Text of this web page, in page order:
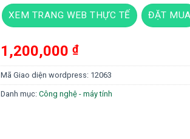
XEM TRANG WEB THỰC TẾ ĐẶT MUA
1,200,000 ₫
Mã Giao diện wordpress: 12063
Danh mục: Công nghệ - máy tính